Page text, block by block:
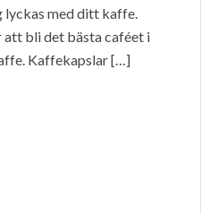
lyckas med ditt kaffe.
att bli det bästa caféet i
Kaffekapslar […]